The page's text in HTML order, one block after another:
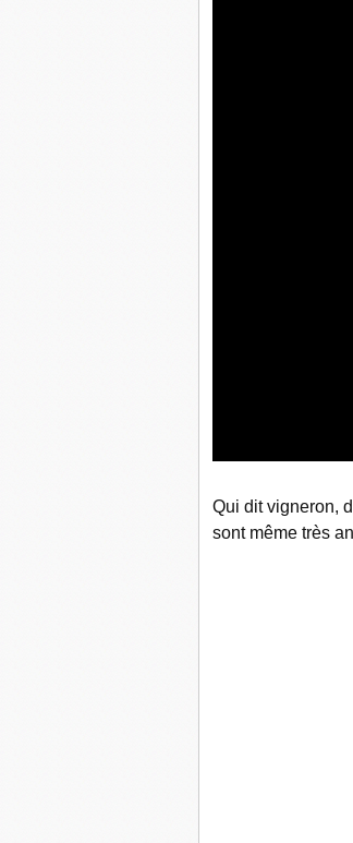
Qui dit vigneron,
sont même très